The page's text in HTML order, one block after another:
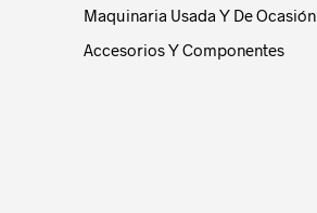
Maquinaria Usada Y De Ocasión
Accesorios Y Componentes